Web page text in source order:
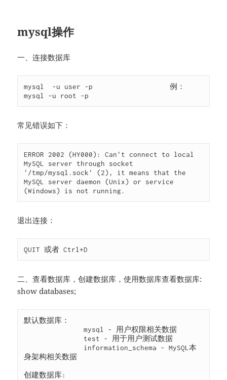
mysql操作
一、连接数据库
mysql  -u user -p                   例：
mysql -u root -p
常见错误如下：
ERROR 2002 (HY000): Can't connect to local
MySQL server through socket
'/tmp/mysql.sock' (2), it means that the
MySQL server daemon (Unix) or service
(Windows) is not running.
退出连接：
QUIT 或者 Ctrl+D
二、查看数据库，创建数据库，使用数据库查看数据库:
show databases;
默认数据库：
mysql - 用户权限相关数据
test - 用于用户测试数据
information_schema - MySQL本
身架构相关数据
创建数据库: